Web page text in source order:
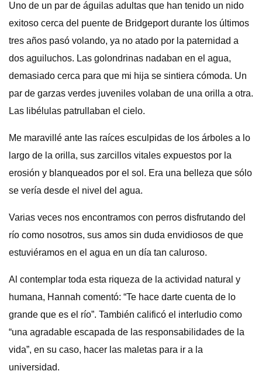
Uno de un par de águilas adultas que han tenido un nido
exitoso cerca del puente de Bridgeport durante los últimos
tres años pasó volando, ya no atado por la paternidad a
dos aguiluchos. Las golondrinas nadaban en el agua,
demasiado cerca para que mi hija se sintiera cómoda. Un
par de garzas verdes juveniles volaban de una orilla a otra.
Las libélulas patrullaban el cielo.
Me maravillé ante las raíces esculpidas de los árboles a lo
largo de la orilla, sus zarcillos vitales expuestos por la
erosión y blanqueados por el sol. Era una belleza que sólo
se vería desde el nivel del agua.
Varias veces nos encontramos con perros disfrutando del
río como nosotros, sus amos sin duda envidiosos de que
estuviéramos en el agua en un día tan caluroso.
Al contemplar toda esta riqueza de la actividad natural y
humana, Hannah comentó: “Te hace darte cuenta de lo
grande que es el río”. También calificó el interludio como
“una agradable escapada de las responsabilidades de la
vida”, en su caso, hacer las maletas para ir a la
universidad.